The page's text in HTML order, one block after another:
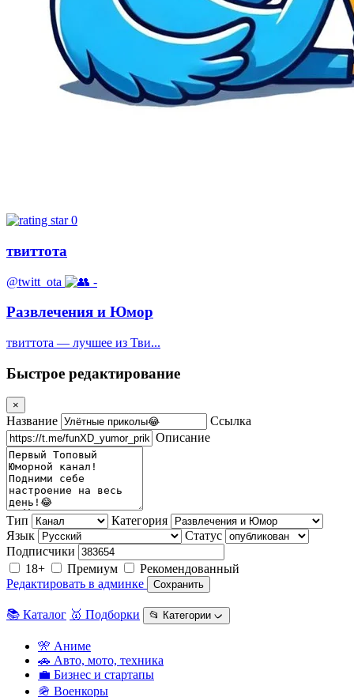
0
твиттота
@twitt_ota -
Развлечения и Юмор
твиттота — лучшее из Тви...
Быстрое редактирование
×
Название
Ссылка
Описание
Тип
Категория
Язык
Статус
Подписчики
18+
Премиум
Рекомендованный
Редактировать в админке
Сохранить
📚 Каталог 🥇 Подборки 📂 Категории ᨆ
🎌 Аниме
🚗 Авто, мото, техника
💼 Бизнес и стартапы
🪖 Военкоры